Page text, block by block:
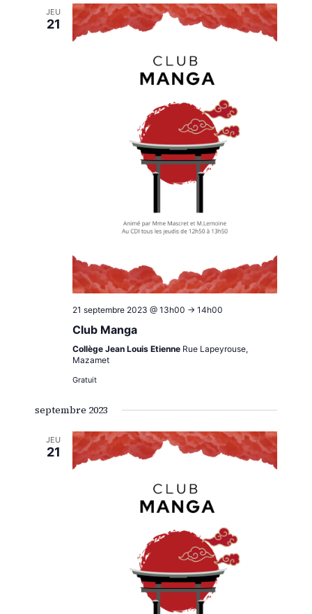
JEU
21
21 septembre 2023 @ 13h00 -> 14h00
Club Manga
Collège Jean Louis Etienne Rue Lapeyrouse,
Mazamet
Gratuit
septembre 2023
JEU
21